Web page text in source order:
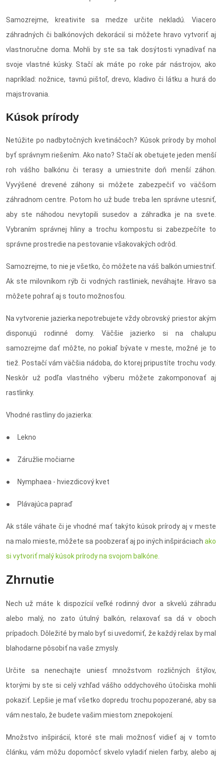
Samozrejme, kreativite sa medze určite nekladú. Viacero
záhradných či balkónových dekorácií si môžete hravo vytvoriť aj
vlastnoručne doma. Mohli by ste sa tak dosýtosti vynadívať na
svoje vlastné kúsky. Stačí ak máte po roke pár nástrojov, ako
napríklad: nožnice, tavnú pištoľ, drevo, kladivo či látku a hurá do
majstrovania.
Kúsok prírody
Netúžite po nadbytočných kvetináčoch? Kúsok prírody by mohol
byť správnym riešením. Ako nato? Stačí ak obetujete jeden menší
roh vášho balkónu či terasy a umiestnite doň menší záhon.
Vyvýšené drevené záhony si môžete zabezpečiť vo väčšom
záhradnom centre. Potom ho už bude treba len správne utesniť,
aby ste náhodou nevytopili susedov a záhradka je na svete.
Vybraním správnej hliny a trochu kompostu si zabezpečíte to
správne prostredie na pestovanie všakovakých odrôd.
Samozrejme, to nie je všetko, čo môžete na váš balkón umiestniť.
Ak ste milovníkom rýb či vodných rastliniek, neváhajte. Hravo sa
môžete pohrať aj s touto možnosťou.
Na vytvorenie jazierka nepotrebujete vždy obrovský priestor akým
disponujú rodinné domy. Väčšie jazierko si na chalupu
samozrejme dať môžte, no pokiaľ bývate v meste, možné je to
tiež. Postačí vám väčšia nádoba, do ktorej pripustíte trochu vody.
Neskôr už podľa vlastného výberu môžete zakomponovať aj
rastlinky.
Vhodné rastliny do jazierka:
● Lekno
● Záružlie močiarne
● Nymphaea - hviezdicový kvet
● Plávajúca papraď
Ak stále váhate či je vhodné mať takýto kúsok prírody aj v meste
na malo mieste, môžete sa poobzerať aj po iných inšpiráciach ako
si vytvoriť malý kúsok prírody na svojom balkóne.
Zhrnutie
Nech už máte k dispozícií veľké rodinný dvor a skvelú záhradu
alebo malý, no zato útulný balkón, relaxovať sa dá v oboch
prípadoch. Dôležité by malo byť si uvedomiť, že každý relax by mal
blahodarne pôsobiť na vaše zmysly.
Určite sa nenechajte uniesť množstvom rozličných štýlov,
ktorými by ste si celý vzhľad vášho oddychového útočiska mohli
pokaziť. Lepšie je mať všetko dopredu trochu popozerané, aby sa
vám nestalo, že budete vašim miestom znepokojení.
Množstvo inšpirácií, ktoré ste mali možnosť vidieť aj v tomto
článku, vám môžu dopomôcť skvelo vyladiť nielen farby, alebo aj